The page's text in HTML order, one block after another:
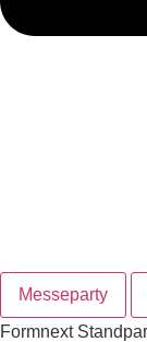
Messeparty
Formnext